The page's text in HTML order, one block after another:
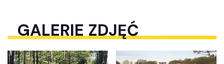
GALERIE ZDJĘĆ